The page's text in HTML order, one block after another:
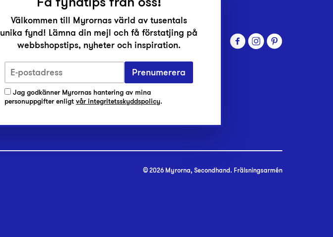
© 2026 Myrorna, Secondhand. Frälsningsarmén
Välkommen till Myrornas värld av tusentals
unika fynd! Lämna din mejl och få förstatjing på
webbshopstips, nyheter och inspiration.
Prenumerera
Jag godkänner Myrornas hantering av mina
personuppgifter enligt vår integritetsskyddspolicy.